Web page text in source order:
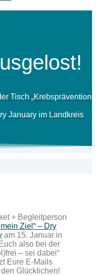
Tisch „Krebsprävention
January im Landkreis
+ Begleitperson
Ziel“ – Dry
am 15. Januar in
also bei der
– sei dabei“
Eure E-Mails
Glücklichen!